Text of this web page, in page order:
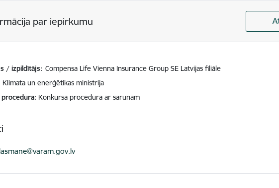
par iepirkumu
/ izpildītājs: Compensa Life Vienna Insurance Group SE Latvijas filiāle
Klimata un enerģētikas ministrija
Konkursa procedūra ar sarunām